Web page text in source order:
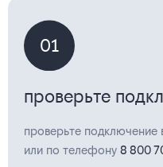
01
проверьте
проверьте подключение
или по телефону 8 800